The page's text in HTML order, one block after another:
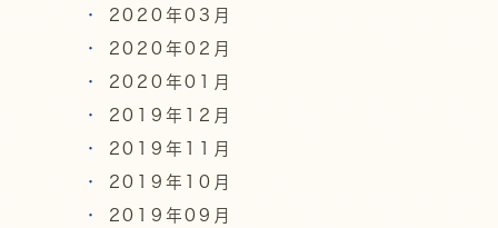
2020年03月
2020年02月
2020年01月
2019年12月
2019年11月
2019年10月
2019年09月